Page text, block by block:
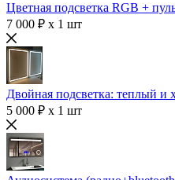
Цветная подсветка RGB +
7 000 ₽ x 1 шт
Двойная подсветка: теплый и
5 000 ₽ x 1 шт